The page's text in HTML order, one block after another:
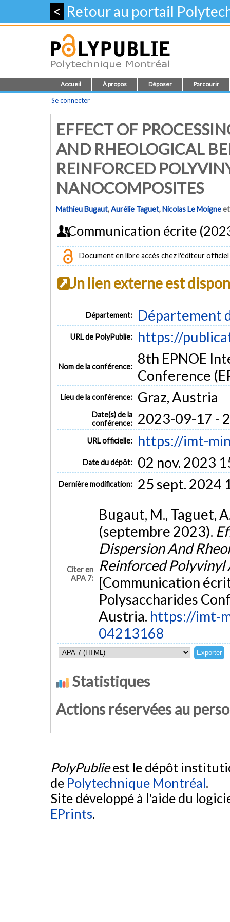
< Retour au portail
Accueil À propos Déposer Parcourir
Se connecter
EFFECT OF
AND RHEOLOGICAL
REINFORCED
NANOCOMPOSITES
Mathieu Bugaut,Aurélie Taguet,Nicolas Le Moigne
Communication écrite
Document en libre accès chez l'éditeur officiel
Un lien externe est
Département: Département
URL de PolyPublie: https://
Nom de la conférence:
8th EPNOE
Conference
Lieu de la conférence: Graz, Austria
Date(s) de la
conférence:
2023-09-17 -
URL officielle: https://imt-
Date du dépôt: 02 nov. 2023
Dernière modification: 25 sept. 2024
Citer en
APA 7:
Bugaut, M., Taguet,
(septembre 2023).
Dispersion And
Reinforced
[Communication
Polysaccharides
Austria. https://imt-
04213168
Statistiques
Actions réservées au
PolyPublieest le dépôt
de Polytechnique Montréal.
Site développé à l'aide du
EPrints.